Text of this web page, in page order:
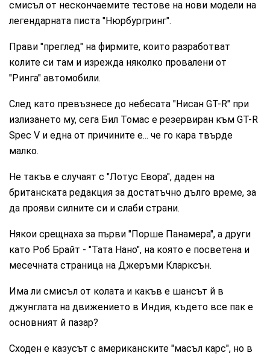
смисъл от нескончаемите тестове на нови модели на
легендарната писта "Нюрбургринг".
Прави "преглед" на фирмите, които разработват
колите си там и изрежда няколко провалени от
"Ринга" автомобили.
След като превъзнесе до небесата "Нисан GT-R" при
излизането му, сега Бил Томас е резервиран към GT-R
Spec V и една от причините е... че го кара твърде
малко.
Не такъв е случаят с "Лотус Евора", даден на
британската редакция за достатъчно дълго време, за
да прояви силните си и слаби страни.
Някои срещнаха за първи "Порше Панамера", а други
като Роб Брайт - "Тата Нано", на която е посветена и
месечната страница на Джеръми Кларксън.
Има ли смисъл от колата и какъв е шансът й в
джунглата на движението в Индия, където все пак е
основният й пазар?
Сходен е казусът с американските "масъл карс", но в